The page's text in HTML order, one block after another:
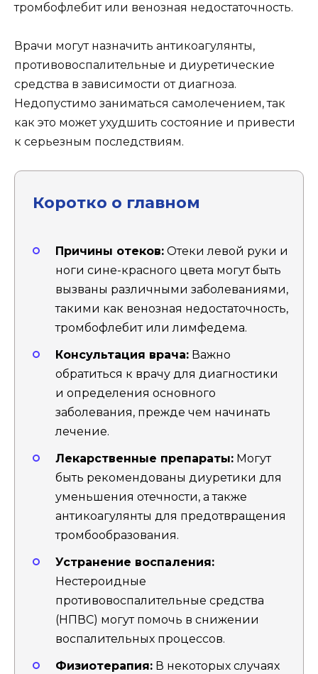
тромбофлебит или венозная недостаточность.
Врачи могут назначить антикоагулянты,
противовоспалительные и диуретические
средства в зависимости от диагноза.
Недопустимо заниматься самолечением, так
как это может ухудшить состояние и привести
к серьезным последствиям.
Коротко о главном
Причины отеков: Отеки левой руки и
ноги сине-красного цвета могут быть
вызваны различными заболеваниями,
такими как венозная недостаточность,
тромбофлебит или лимфедема.
Консультация врача: Важно
обратиться к врачу для диагностики
и определения основного
заболевания, прежде чем начинать
лечение.
Лекарственные препараты: Могут
быть рекомендованы диуретики для
уменьшения отечности, а также
антикоагулянты для предотвращения
тромбообразования.
Устранение воспаления:
Нестероидные
противовоспалительные средства
(НПВС) могут помочь в снижении
воспалительных процессов.
Физиотерапия: В некоторых случаях